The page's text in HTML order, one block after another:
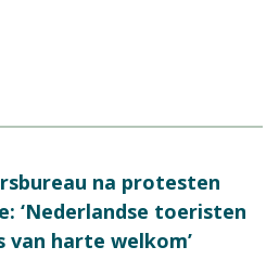
na protesten
‘Nederlandse toeristen
van harte welkom’